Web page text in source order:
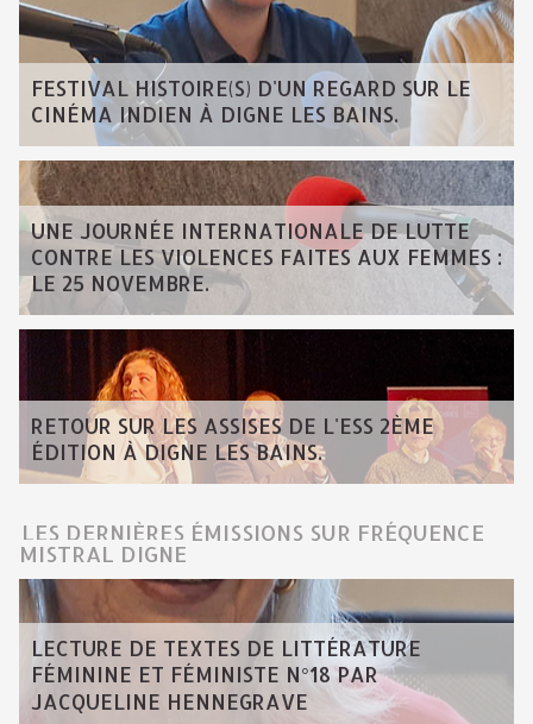
FESTIVAL HISTOIRE(S) D'UN REGARD SUR LE
CINÉMA INDIEN À DIGNE LES BAINS.
UNE JOURNÉE INTERNATIONALE DE LUTTE
CONTRE LES VIOLENCES FAITES AUX FEMMES :
LE 25 NOVEMBRE.
RETOUR SUR LES ASSISES DE L'ESS 2ÈME
ÉDITION À DIGNE LES BAINS.
LES DERNIÈRES ÉMISSIONS SUR FRÉQUENCE
MISTRAL DIGNE
LECTURE DE TEXTES DE LITTÉRATURE
FÉMININE ET FÉMINISTE N°18 PAR
JACQUELINE HENNEGRAVE